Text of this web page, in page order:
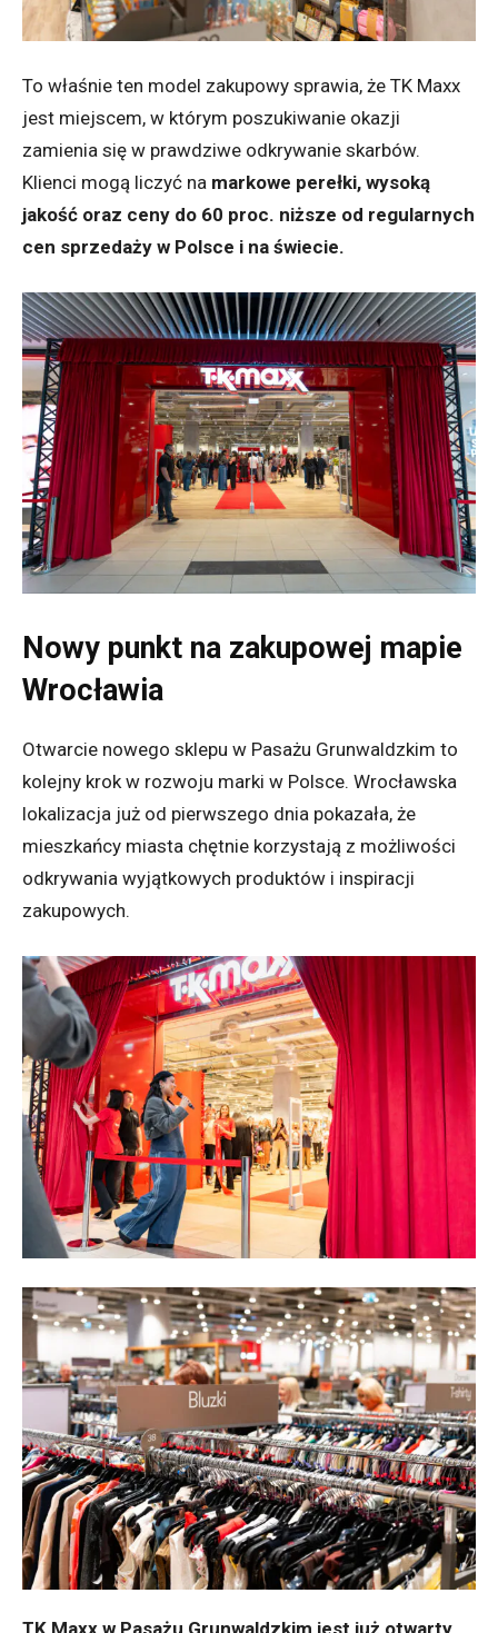
To właśnie ten model zakupowy sprawia, że TK Maxx
jest miejscem, w którym poszukiwanie okazji
zamienia się w prawdziwe odkrywanie skarbów.
Klienci mogą liczyć na markowe perełki, wysoką
jakość oraz ceny do 60 proc. niższe od regularnych
cen sprzedaży w Polsce i na świecie.
Nowy punkt na zakupowej mapie
Wrocławia
Otwarcie nowego sklepu w Pasażu Grunwaldzkim to
kolejny krok w rozwoju marki w Polsce. Wrocławska
lokalizacja już od pierwszego dnia pokazała, że
mieszkańcy miasta chętnie korzystają z możliwości
odkrywania wyjątkowych produktów i inspiracji
zakupowych.